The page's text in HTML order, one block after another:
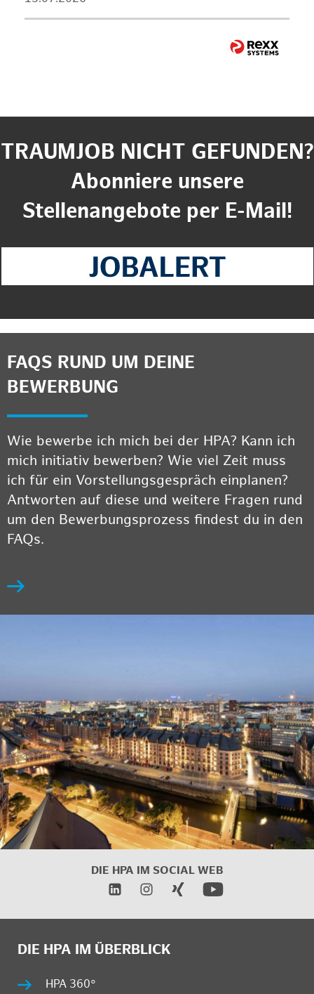
TRAUMJOB NICHT GEFUNDEN?
Abonniere unsere
Stellenangebote per E-Mail!
FAQS RUND UM DEINE
BEWERBUNG
Wie bewerbe ich mich bei der HPA? Kann ich
mich initiativ bewerben? Wie viel Zeit muss
ich für ein Vorstellungsgespräch einplanen?
Antworten auf diese und weitere Fragen rund
um den Bewerbungsprozess findest du in den
FAQs.
DIE HPA IM SOCIAL WEB
DIE HPA IM ÜBERBLICK
HPA 360°